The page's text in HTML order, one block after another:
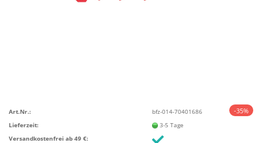
-35%
Art.Nr.:
bfz-014-70401686
Lieferzeit:
3-5 Tage
Versandkostenfrei ab 49 €: